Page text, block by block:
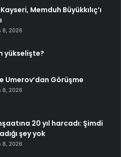
Memduh Büyükkılıç’ı
8, 2026
yükselişte?
Umerov’dan Görüşme
8, 2026
20 yıl harcadı: Şimdi
şey yok
8, 2026